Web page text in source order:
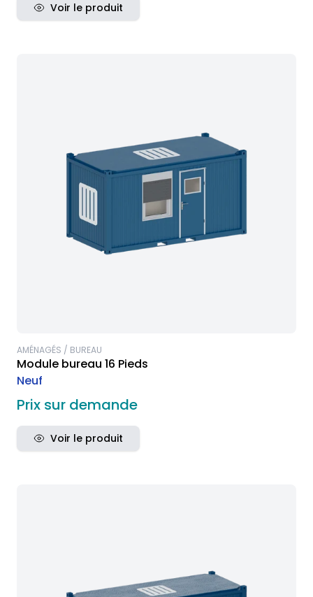
Voir le produit
AMÉNAGÉS / BUREAU
Module bureau 16 Pieds
Neuf
Prix sur demande
Voir le produit